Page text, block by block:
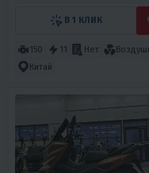
В 1 КЛИК
150 11 Нет
Китай